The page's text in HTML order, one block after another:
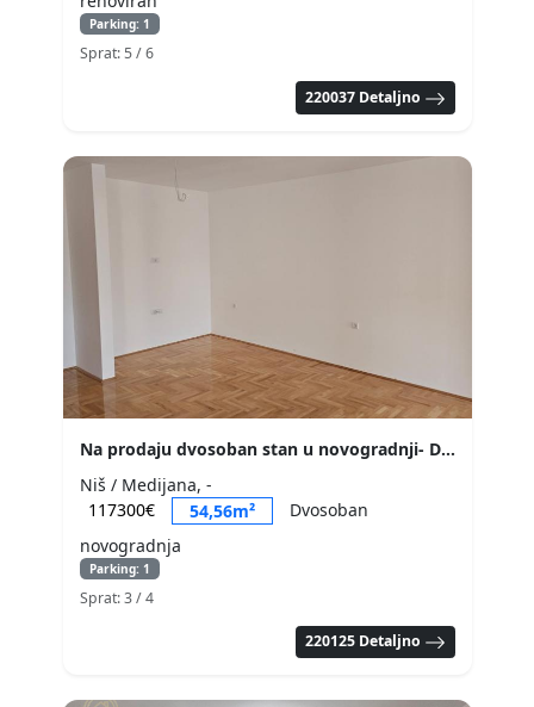
Parking: 1
Sprat: 5 / 6
220037 Detaljno
Na prodaju dvosoban stan u novogradnji- Duvaniste
Niš / Medijana, -
117300€
54,56m²
Dvosoban
novogradnja
Parking: 1
Sprat: 3 / 4
220125 Detaljno